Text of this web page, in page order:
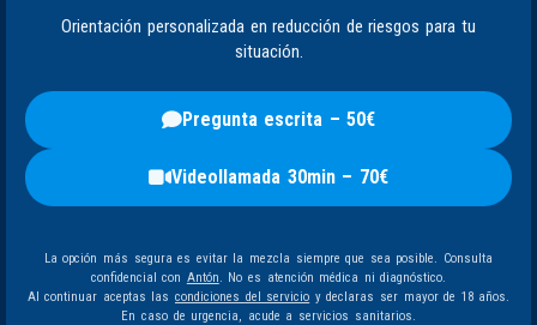
Orientación personalizada en reducción de riesgos para tu
situación.
Pregunta escrita – 50€
Videollamada 30min – 70€
La opción más segura es evitar la mezcla siempre que sea posible. Consulta
confidencial con Antón. No es atención médica ni diagnóstico.
Al continuar aceptas las condiciones del servicio y declaras ser mayor de 18 años.
En caso de urgencia, acude a servicios sanitarios.